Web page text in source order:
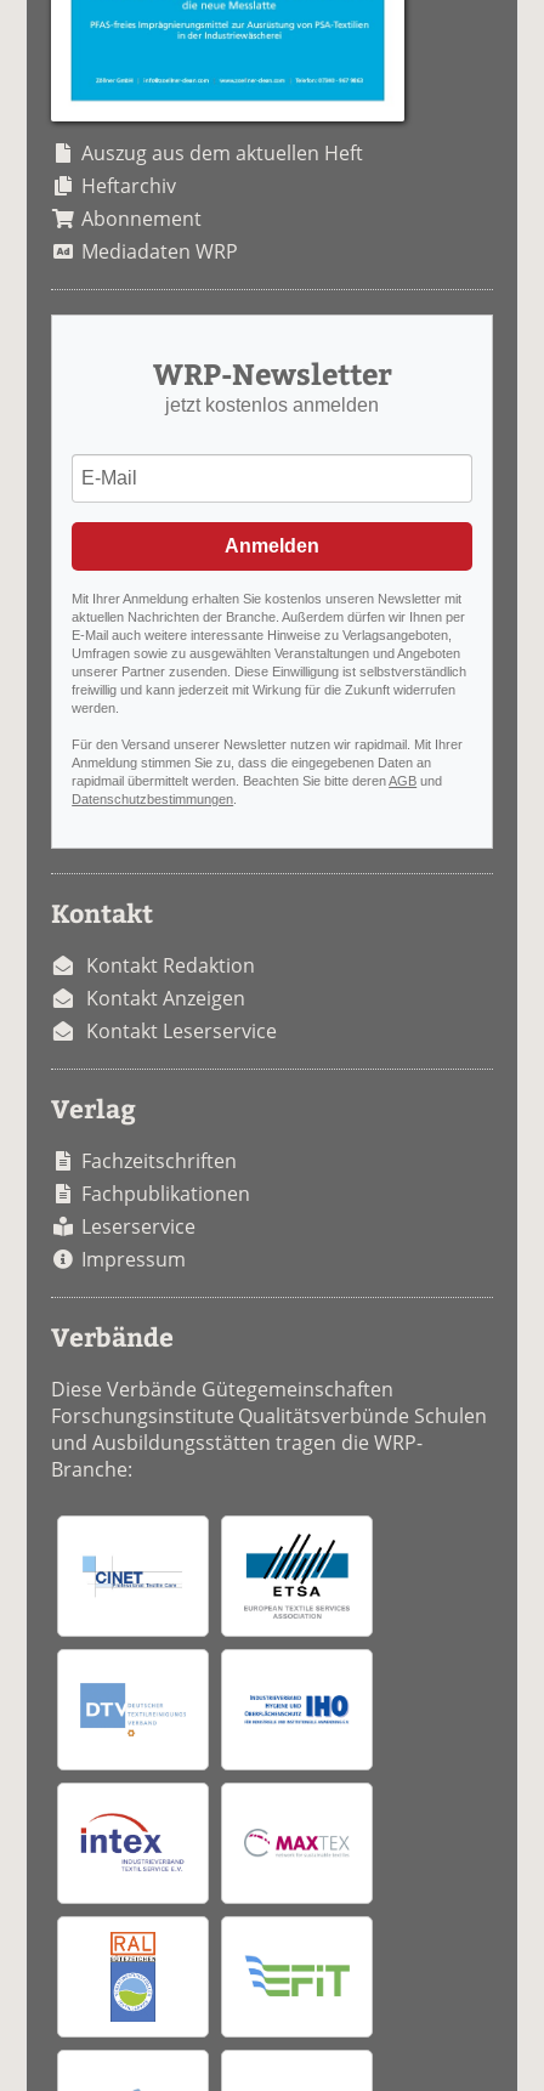
Auszug aus dem aktuellen Heft
Heftarchiv
Abonnement
Mediadaten WRP
WRP-Newsletter
jetzt kostenlos anmelden
Anmelden
Mit Ihrer Anmeldung erhalten Sie kostenlos unseren Newsletter mit
aktuellen Nachrichten der Branche. Außerdem dürfen wir Ihnen per
E-Mail auch weitere interessante Hinweise zu Verlagsangeboten,
Umfragen sowie zu ausgewählten Veranstaltungen und Angeboten
unserer Partner zusenden. Diese Einwilligung ist selbstverständlich
freiwillig und kann jederzeit mit Wirkung für die Zukunft widerrufen
werden.
Für den Versand unserer Newsletter nutzen wir rapidmail. Mit Ihrer
Anmeldung stimmen Sie zu, dass die eingegebenen Daten an
rapidmail übermittelt werden. Beachten Sie bitte derenAGB und
Datenschutzbestimmungen
Kontakt
Kontakt Redaktion
Kontakt Anzeigen
Kontakt Leserservice
Verlag
Fachzeitschriften
Fachpublikationen
Leserservice
Impressum
Verbände
Diese Verbände Gütegemeinschaften
Forschungsinstitute Qualitätsverbünde Schulen
und Ausbildungsstätten tragen die WRP-
Branche: